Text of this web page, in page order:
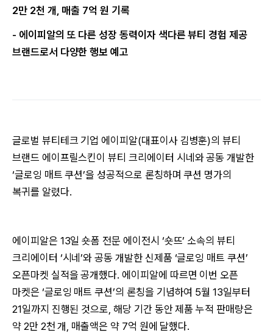
2만 2천 개, 매출 7억 원 기록
- 에이피알의 또 다른 성장 동력이자 색다른 뷰티 경험 제공
브랜드로서 다양한 행보 예고
글로벌 뷰티테크 기업 에이피알(대표이사 김병훈)의 뷰티
브랜드 에이프릴스킨이 뷰티 크리에이터 시네와 공동 개발한
‘글로잉 매트 쿠션’을 성공적으로 론칭하며 쿠션 명가의
복귀를 알렸다.
에이피알은 13일 숏폼 전문 에이전시 ‘숏뜨’ 소속의 뷰티
크리에이터 ‘시네’와 공동 개발한 신제품 ‘글로잉 매트 쿠션’
오픈마켓 실적을 공개했다. 에이피알에 따르면 이번 오픈
마켓은 ‘글로잉 매트 쿠션’의 론칭을 기념하여 5월 13일부터
21일까지 진행된 것으로, 해당 기간 동안 제품 누적 판매량은
약 2만 2천 개, 매출액은 약 7억 원에 달했다.